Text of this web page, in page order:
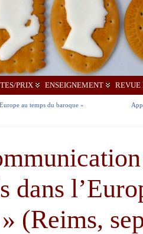
PRIX ENSEIGNEMENT REVUE
au temps du baroque »
dans
(Reims,